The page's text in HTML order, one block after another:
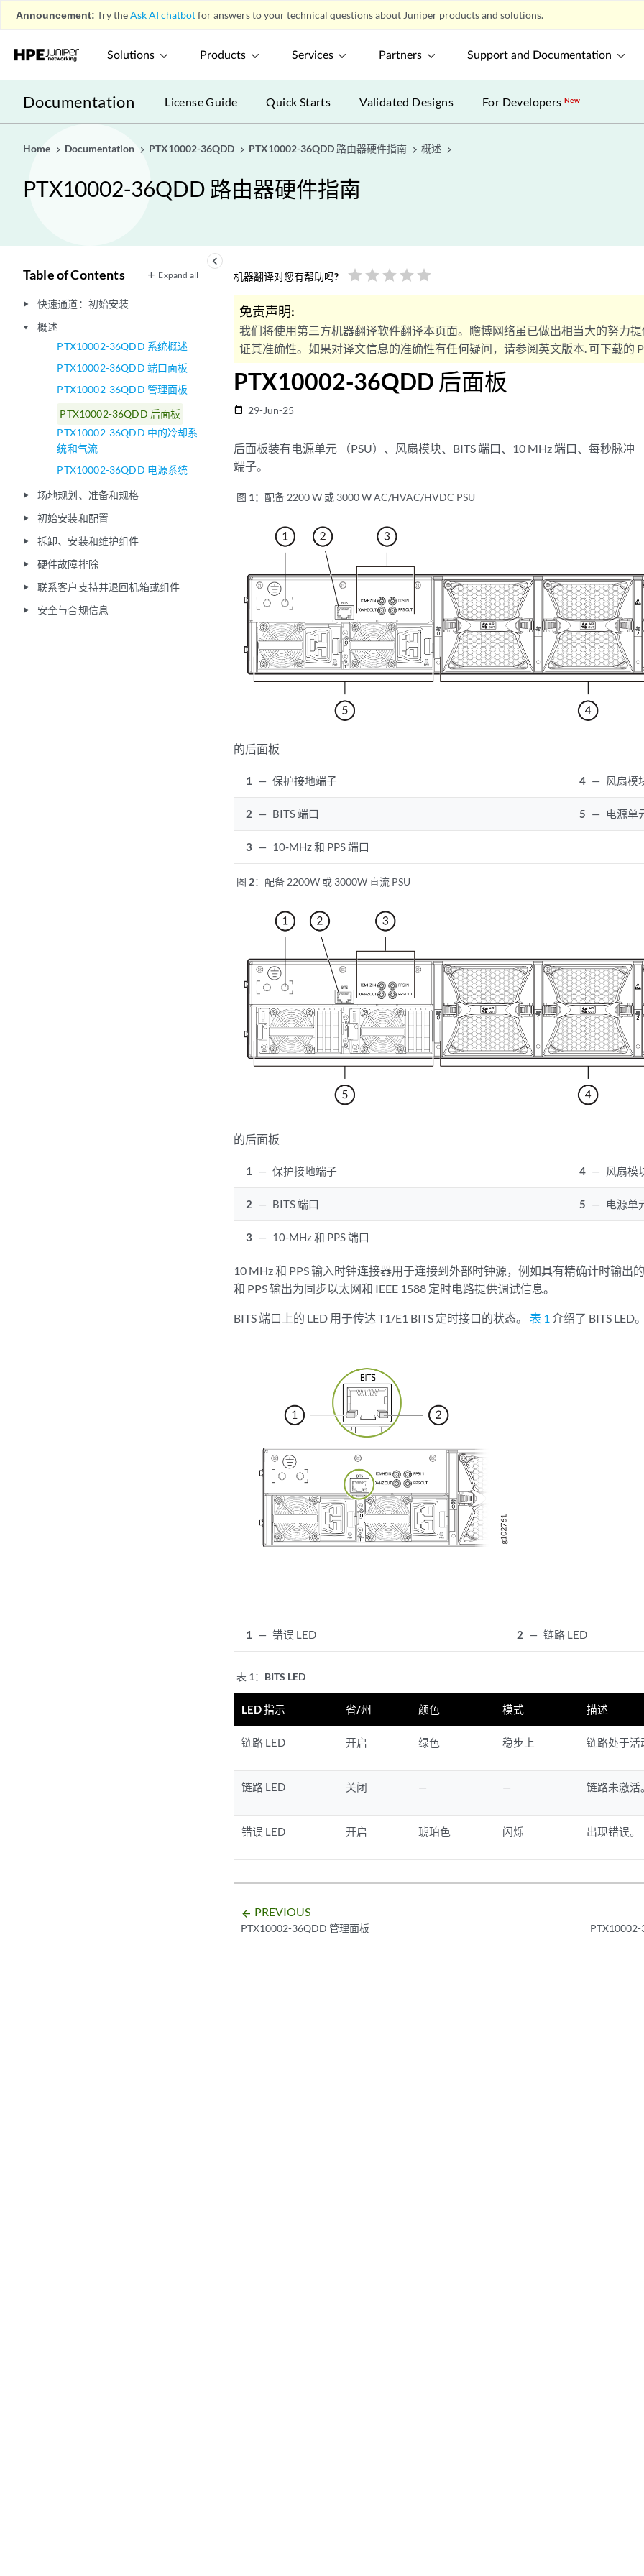
Announcement: Try theAsk AI chatbotfor answers to your technical questions about Juniper products and solutions.
Solutions Products Services Partners Support and Documentation
Documentation License Guide Quick Starts Validated Designs For DevelopersNew
Home Documentation PTX10002-36QDD PTX10002-36QDD 路由器硬件指南 概述
PTX10002-36QDD 路由器硬件指南
keyboard_arrow_left
Table of Contents Expand all
play_arrow 快速通道：初始安装
play_arrow
概述
PTX10002-36QDD 系统概述
PTX10002-36QDD 端口面板
PTX10002-36QDD 管理面板
PTX10002-36QDD 后面板
PTX10002-36QDD 中的冷却系
统和气流
PTX10002-36QDD 电源系统
play_arrow 场地规划、准备和规格
play_arrow 初始安装和配置
play_arrow 拆卸、安装和维护组件
play_arrow 硬件故障排除
play_arrow 联系客户支持并退回机箱或组件
play_arrow 安全与合规信息
机器翻译对您有帮助吗? star star star star star
免责声明:
我们将使用第三方机器翻译软件翻译本页面。瞻博网络虽已做出相当大的努力
证其准确性。如果对译文信息的准确性有任何疑问，请参阅英文版本. 可下载的
PTX10002-36QDD 后面板
date_range 29-Jun-25
后面板装有电源单元 （PSU）、风扇模块、BITS 端口、10 MHz 端口、每秒脉冲
端子。
图 1： 配备 2200 W 或 3000 W AC/HVAC/HVDC PSU
的后面板
1 — 保护接地端子 4 — 风扇模
2 — BITS 端口 5 — 电源单
3 — 10-MHz 和 PPS 端口
图 2： 配备 2200W 或 3000W 直流 PSU
的后面板
1 — 保护接地端子 4 — 风扇模
2 — BITS 端口 5 — 电源单
3 — 10-MHz 和 PPS 端口
10 MHz 和 PPS 输入时钟连接器用于连接到外部时钟源，例如具有精确计时输出
和 PPS 输出为同步以太网和 IEEE 1588 定时电路提供调试信息。
BITS 端口上的 LED 用于传达 T1/E1 BITS 定时接口的状态。 表 1 介绍了 BITS LED。
1 — 错误 LED 2 — 链路 LED
表 1： BITS LED
LED 指示 省/州 颜色 模式 描述
链路 LED 开启 绿色 稳步上 链路处于活
链路 LED 关闭 — — 链路未激活
错误 LED 开启 琥珀色 闪烁 出现错误。
arrow_backward PREVIOUS
PTX10002-36QDD 管理面板